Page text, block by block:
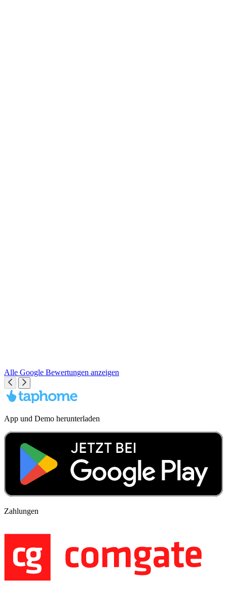
Alle Google Bewertungen anzeigen
App und Demo herunterladen
Zahlungen